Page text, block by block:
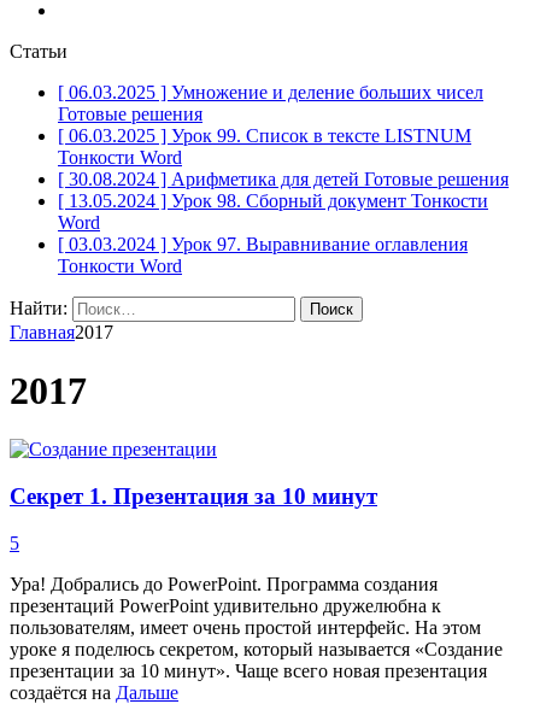
Статьи
[ 06.03.2025 ] Умножение и деление больших чисел
Готовые решения
[ 06.03.2025 ] Урок 99. Список в тексте LISTNUM
Тонкости Word
[ 30.08.2024 ] Арифметика для детей Готовые решения
[ 13.05.2024 ] Урок 98. Сборный документ Тонкости
Word
[ 03.03.2024 ] Урок 97. Выравнивание оглавления
Тонкости Word
Найти:
Главная2017
2017
Секрет 1. Презентация за 10 минут
5
Ура! Добрались до PowerPoint. Программа создания
презентаций PowerPoint удивительно дружелюбна к
пользователям, имеет очень простой интерфейс. На этом
уроке я поделюсь секретом, который называется «Создание
презентации за 10 минут». Чаще всего новая презентация
создаётся на Дальше